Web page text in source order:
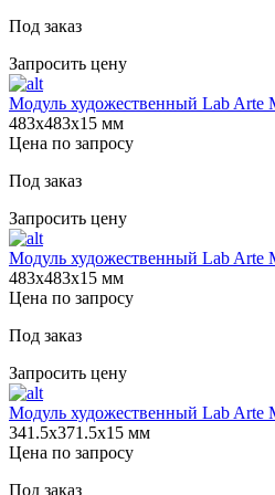
Под заказ
Запросить цену
Модуль художественный Lab Arte
483х483х15 мм
Цена по запросу
Под заказ
Запросить цену
Модуль художественный Lab Arte
483х483х15 мм
Цена по запросу
Под заказ
Запросить цену
Модуль художественный Lab Arte
341.5х371.5х15 мм
Цена по запросу
Под заказ